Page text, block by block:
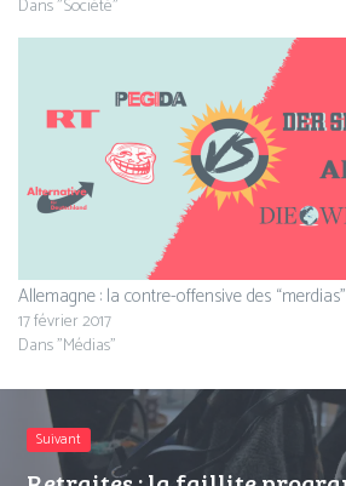
Dans "Société"
Allemagne : la contre-offensive des “merdias”
17 février 2017
Dans "Médias"
Suivant